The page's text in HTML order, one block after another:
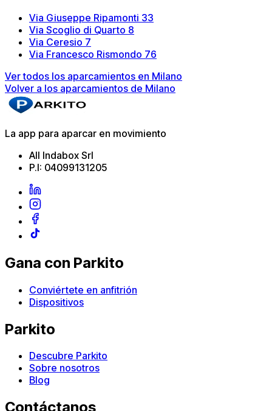
Via Giuseppe Ripamonti 33
Via Scoglio di Quarto 8
Via Ceresio 7
Via Francesco Rismondo 76
Ver todos los aparcamientos en Milano
Volver a los aparcamientos de Milano
La app para aparcar en movimiento
All Indabox Srl
P.I: 04099131205
Gana con Parkito
Conviértete en anfitrión
Dispositivos
Parkito
Descubre Parkito
Sobre nosotros
Blog
Contáctanos